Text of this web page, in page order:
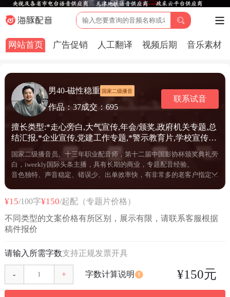
网站首页 广告促销 人工翻译 视频后期 音乐素材
男40-磁性稳重 国家二级播音
作品：37成交：695
联系试音
擅长类型:*走心旁白,大气宣传,年会/颁奖,政府机关专题,总
结汇报,*企业宣传,党建工作专题,*警示教育片,学校宣传,
新闻播报,城市宣传,招商宣传,科普解说,产品解说,人物专
题,项目规划,宗教专题,茶酒宣传,MG飞碟说配音,公益宣传,
旅游风光,品牌宣传,医院宣传,纪实记录旁白,历史/文献纪
录片,培训课件教学,广告配音,品牌TVC广告,信息流广告,
房地产,茶酒广告,动画/角色模仿,自媒体短视频
国家二级播音员。十三年职业配音师，第十二届中国影协杯颁奖典礼旁
白，iweekly国际头条主播，具有长期的商业，专题配音经验。
音色独特、声音稳定、错误少、出单效率快，有非常多的老客户指定的
部分作品：
地产广告《碧桂园纪录片》《 潘茂名》《中铁武汉》等。
¥15/100字¥150/起配（专题片价格）
不同类型的文案价格有所区别，展示有限，请联系客服根据
稿件报价
请输入所需字数支持正规发票开具
- + 字数计算说明 ¥150元